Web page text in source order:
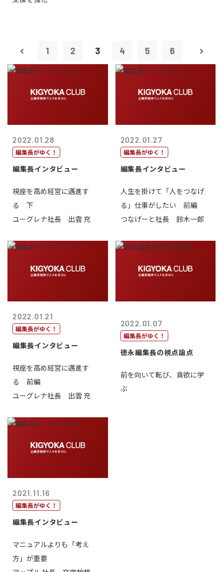
1 2 3 4 5 6
2022.01.28
編集長がゆく！
編集長インタビュー
視座を高め経営に邁進す
る 下
ユーグレナ社長 出雲 充
2022.01.27
編集長がゆく！
編集長インタビュー
人生を掛けて「人をつなげ
る」仕事がしたい 前編
つなげーと社長 鈴木一郎
2022.01.21
編集長がゆく！
編集長インタビュー
視座を高め経営に邁進す
る 前編
ユーグレナ社長 出雲 充
2022.01.07
編集長がゆく！
徳永編集長の視点論点
前を向いて転び、貪欲に学
ぶ
2021.11.16
編集長がゆく！
編集長インタビュー
マニュアルよりも「考え
方」が重要